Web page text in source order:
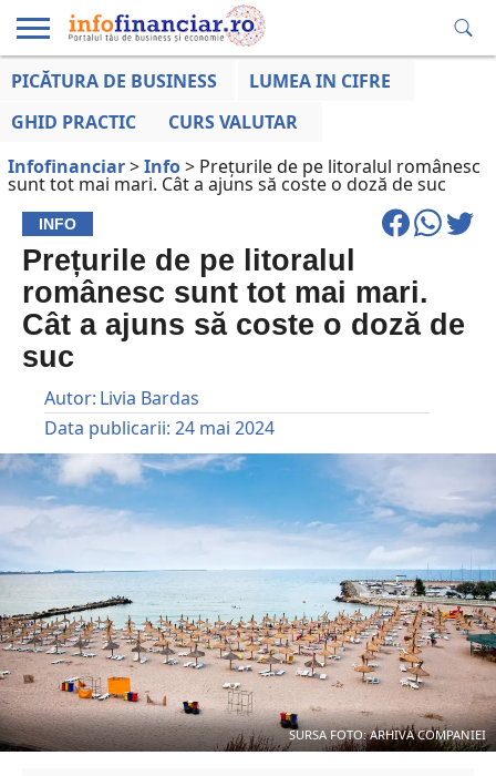
EDUCAȚIE
LA ZI
AFACERILOR
PICĂTURA DE BUSINESS
LUMEA IN CIFRE
GHID PRACTIC
CURS VALUTAR
Infofinanciar>Info> Prețurile de pe litoralul românesc
sunt tot mai mari. Cât a ajuns să coste o doză de suc
INFO
Prețurile de pe litoralul
românesc sunt tot mai mari.
Cât a ajuns să coste o doză de
suc
Autor: Livia Bardas
Data publicarii: 24 mai 2024
SURSA FOTO: ARHIVA COMPANIEI